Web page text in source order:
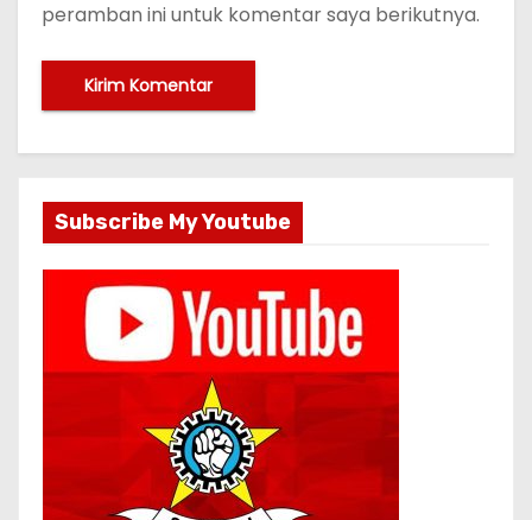
peramban ini untuk komentar saya berikutnya.
Subscribe My Youtube